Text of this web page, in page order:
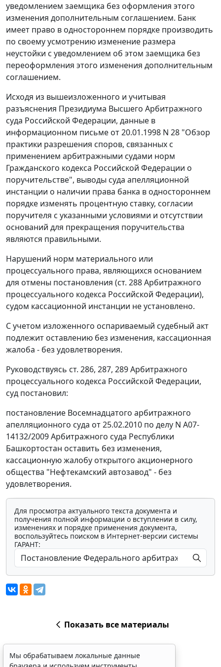
уведомлением заемщика без оформления этого
изменения дополнительным соглашением. Банк
имеет право в одностороннем порядке производить
по своему усмотрению изменение размера
неустойки с уведомлением об этом заемщика без
переоформления этого изменения дополнительным
соглашением.
Исходя из вышеизложенного и учитывая
разъяснения Президиума Высшего Арбитражного
суда Российской Федерации, данные в
информационном письме от 20.01.1998 N 28 "Обзор
практики разрешения споров, связанных с
применением арбитражными судами норм
Гражданского кодекса Российской Федерации о
поручительстве", выводы суда апелляционной
инстанции о наличии права банка в одностороннем
порядке изменять процентную ставку, согласии
поручителя с указанными условиями и отсутствии
оснований для прекращения поручительства
являются правильными.
Нарушений норм материального или
процессуального права, являющихся основанием
для отмены постановления (ст. 288Арбитражного
процессуального кодекса Российской Федерации),
судом кассационной инстанции не установлено.
С учетом изложенного оспариваемый судебный акт
подлежит оставлению без изменения, кассационная
жалоба - без удовлетворения.
Руководствуясь ст. 286, 287, 289Арбитражного
процессуального кодекса Российской Федерации,
суд постановил:
постановление Восемнадцатого арбитражного
апелляционного суда от 25.02.2010 по делу N А07-
14132/2009 Арбитражного суда Республики
Башкортостан оставить без изменения,
кассационную жалобу открытого акционерного
общества "Нефтекамский автозавод" - без
удовлетворения.
Для просмотра актуального текста документа и
получения полной информации о вступлении в силу,
изменениях и порядке применения документа,
воспользуйтесь поиском в Интернет-версии системы
ГАРАНТ:
Показать все материалы
Мы обрабатываем локальные данные